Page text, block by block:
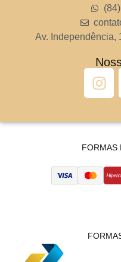
Av. Independência,
FORMAS